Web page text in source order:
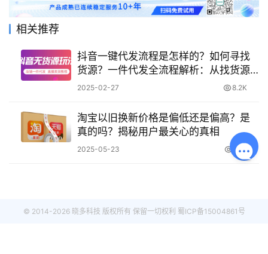
相关推荐
抖音一键代发流程是怎样的？如何寻找
货源？一件代发全流程解析：从找货源
到无风险发货。
2025-02-27 8.2K
淘宝以旧换新价格是偏低还是偏高？是
真的吗？揭秘用户最关心的真相
2025-05-23 1.7K
© 2014-2026 晓多科技 版权所有 保留一切权利 蜀ICP备15004861号